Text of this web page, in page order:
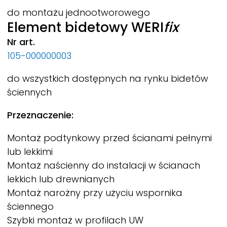
do montażu jednootworowego
Element bidetowyWERIfix
Nr art.
105-000000003
do wszystkich dostępnych na rynku bidetów
ściennych
Przeznaczenie:
Montaż podtynkowy przed ścianami pełnymi
lub lekkimi
Montaż naścienny do instalacji w ścianach
lekkich lub drewnianych
Montaż narożny przy użyciu wspornika
ściennego
Szybki montaż w profilach UW